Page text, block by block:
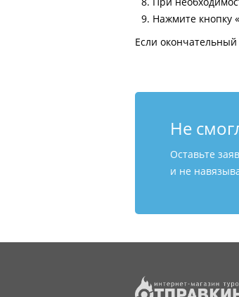
Нажмите кнопку
Если
Не
Оставьте
и не